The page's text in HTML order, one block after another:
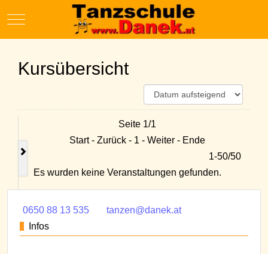
Mobile Menu Toggle
Kursübersicht
Seite 1/1
Start - Zurück - 1 - Weiter - Ende
1-50/50
Es wurden keine Veranstaltungen gefunden.
0650 88 13 535
tanzen@danek.at
Infos